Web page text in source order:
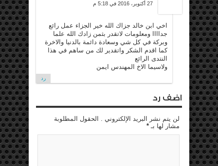
27 أكتوبر، 2016 في 5:18 م
اخي ابن خالد جزاك الله خير الجزاء عمل رائع
جداااا ومعلومات لاتقدر بثمن زادك الله علما
وبركة في كل شي وسعادة دائمة بالدنيا والاخرة
كما اقدم الشكر واتقدير لك من ساهم في هذا
النتدى الرائع
ولاسيما الاخ المهندس ايمن
رد
اضف رد
لن يتم نشر البريد الإلكتروني . الحقول المطلوبة
مشار لها بـ *